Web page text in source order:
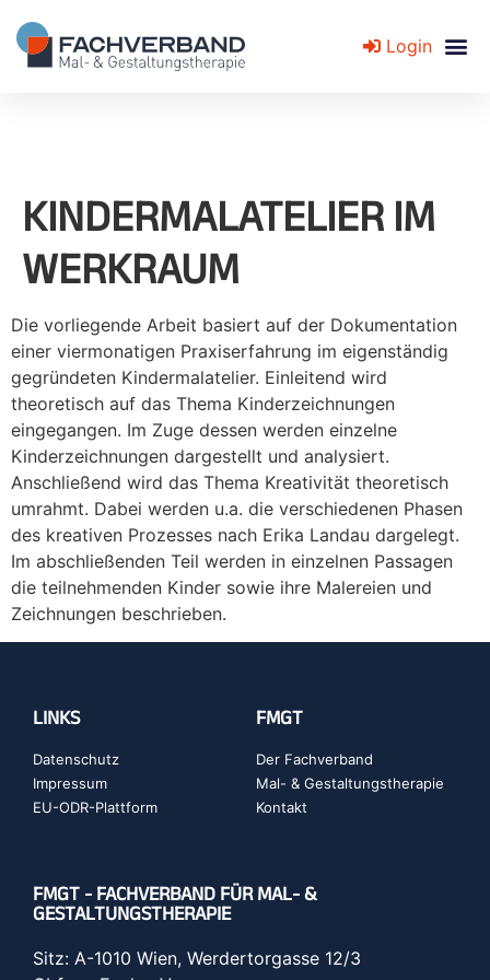
Login
KINDERMALATELIER IM
WERKRAUM
Die vorliegende Arbeit basiert auf der Dokumentation
einer viermonatigen Praxiserfahrung im eigenständig
gegründeten Kindermalatelier. Einleitend wird
theoretisch auf das Thema Kinderzeichnungen
eingegangen. Im Zuge dessen werden einzelne
Kinderzeichnungen dargestellt und analysiert.
Anschließend wird das Thema Kreativität theoretisch
umrahmt. Dabei werden u.a. die verschiedenen Phasen
des kreativen Prozesses nach Erika Landau dargelegt.
Im abschließenden Teil werden in einzelnen Passagen
die teilnehmenden Kinder sowie ihre Malereien und
Zeichnungen beschrieben.
LINKS
Datenschutz
Impressum
EU-ODR-Plattform
FMGT
Der Fachverband
Mal- & Gestaltungstherapie
Kontakt
FMGT - FACHVERBAND FÜR MAL- &
GESTALTUNGSTHERAPIE
Sitz: A-1010 Wien, Werdertorgasse 12/3